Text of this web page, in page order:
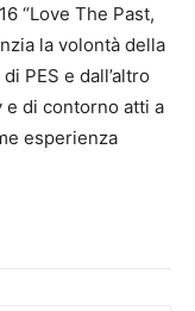
“Love The Past,
la volontà della
PES e dall’altro
e di contorno atti a
esperienza